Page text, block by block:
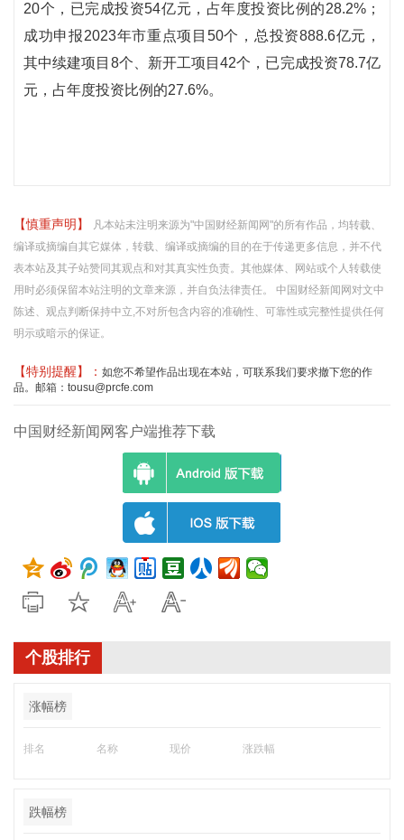
20个，已完成投资54亿元，占年度投资比例的28.2%；
成功申报2023年市重点项目50个，总投资888.6亿元，
其中续建项目8个、新开工项目42个，已完成投资78.7亿
元，占年度投资比例的27.6%。
【慎重声明】
凡本站未注明来源为"中国财经新闻网"的所有作品，均转载、
编译或摘编自其它媒体，转载、编译或摘编的目的在于传递更多信息，并不代
表本站及其子站赞同其观点和对其真实性负责。其他媒体、网站或个人转载使
用时必须保留本站注明的文章来源，并自负法律责任。 中国财经新闻网对文中
陈述、观点判断保持中立,不对所包含内容的准确性、可靠性或完整性提供任何
明示或暗示的保证。
【特别提醒】： 如您不希望作品出现在本站，可联系我们要求撤下您的作
品。邮箱：tousu@prcfe.com
中国财经新闻网客户端推荐下载
个股排行
涨幅榜
排名 名称 现价 涨跌幅
跌幅榜